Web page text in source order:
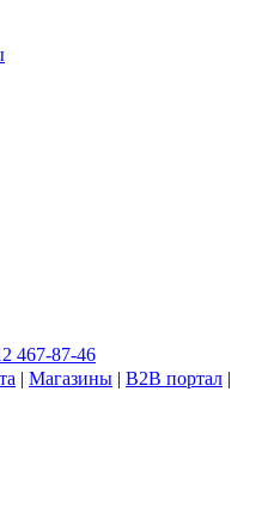
467-87-46
| Магазины | B2B портал |